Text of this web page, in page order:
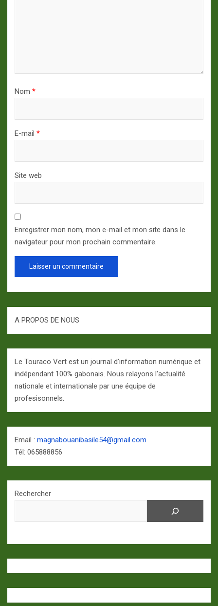
Nom *
E-mail *
Site web
Enregistrer mon nom, mon e-mail et mon site dans le
navigateur pour mon prochain commentaire.
A PROPOS DE NOUS
Le Touraco Vert est un journal d'information numérique et
indépendant 100% gabonais. Nous relayons l'actualité
nationale et internationale par une équipe de
profesisonnels.
Email : magnabouanibasile54@gmail.com
Tél: 065888856
Rechercher